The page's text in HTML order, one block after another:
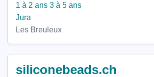
1 à 2 ans 3 à 5 ans
Jura
Les Breuleux
siliconebeads.ch